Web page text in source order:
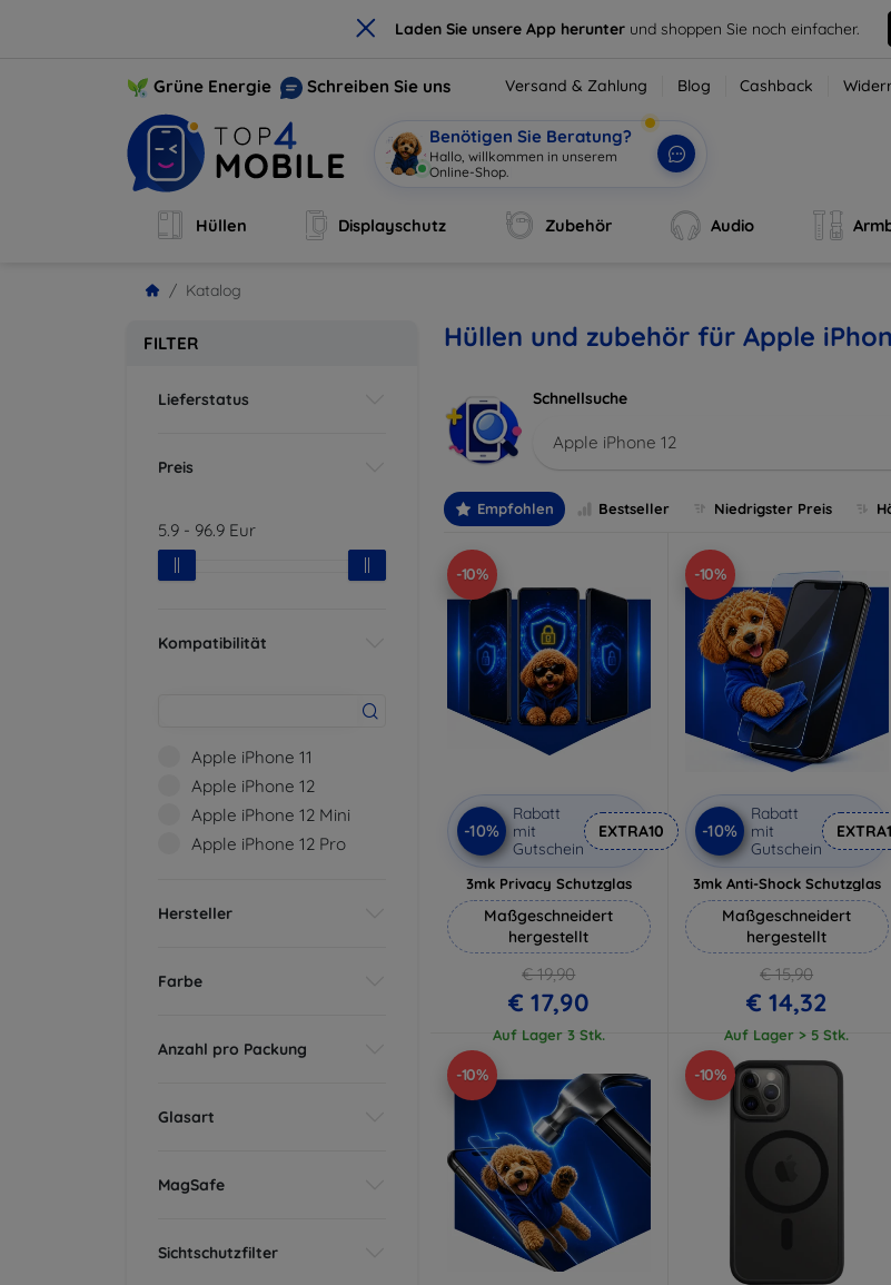
× Laden Sie unsere App herunter und shoppen Sie noch einfacher.
Grüne Energie Schreiben Sie uns Versand & Zahlung Blog Cashback
Benötigen Sie Beratung?
Hallo, |
Hüllen Displayschutz Zubehör Audio
Katalog
FILTER
Lieferstatus
Preis
5.9 - 96.9 Eur
Kompatibilität
Apple iPhone 11
Apple iPhone 12
Apple iPhone 12 Mini
Apple iPhone 12 Pro
Hersteller
Farbe
Anzahl pro Packung
Glasart
MagSafe
Sichtschutzfilter
Hüllen und zubehör für Apple
Schnellsuche
Apple iPhone 12
Empfohlen Bestseller Niedrigster Preis
-10%
-10%
Rabatt
mit
Gutschein
EXTRA10
3mk Privacy Schutzglas
Maßgeschneidert
hergestellt
€ 19,90
€ 17,90
Auf Lager 3 Stk.
-10%
-10%
Rabatt
mit
Gutschein
3mk Anti-Shock Schutzglas
Maßgeschneidert
hergestellt
€ 15,90
€ 14,32
Auf Lager > 5 Stk.
-10% -10%